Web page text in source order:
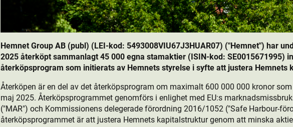
Hemnet Group AB (publ) (LEI-kod: 5493008VIU67J3HUAR07) ("Hemnet") har
2025 återköpt sammanlagt 45 000 egna stamaktie­r (ISIN-kod: SE0015671995)
återköpsprogram som initierats av Hemnets styrelse i syfte att justera Hemnets
Återköpen är en del av det återköpsprogram om maximalt 600 000 000 kronor
maj 2025. Återköpsprogrammet genomförs i enlighet med EU:s
("MAR") och Kommissionens delegerade förordning 2016/1052 ("Safe Harbour-
återköpsprogrammet är att justera Hemnets kapitalstruktur genom att minska